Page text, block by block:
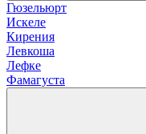
Гюзельюрт
Искеле
Кирения
Левкоша
Лефке
Фамагуста